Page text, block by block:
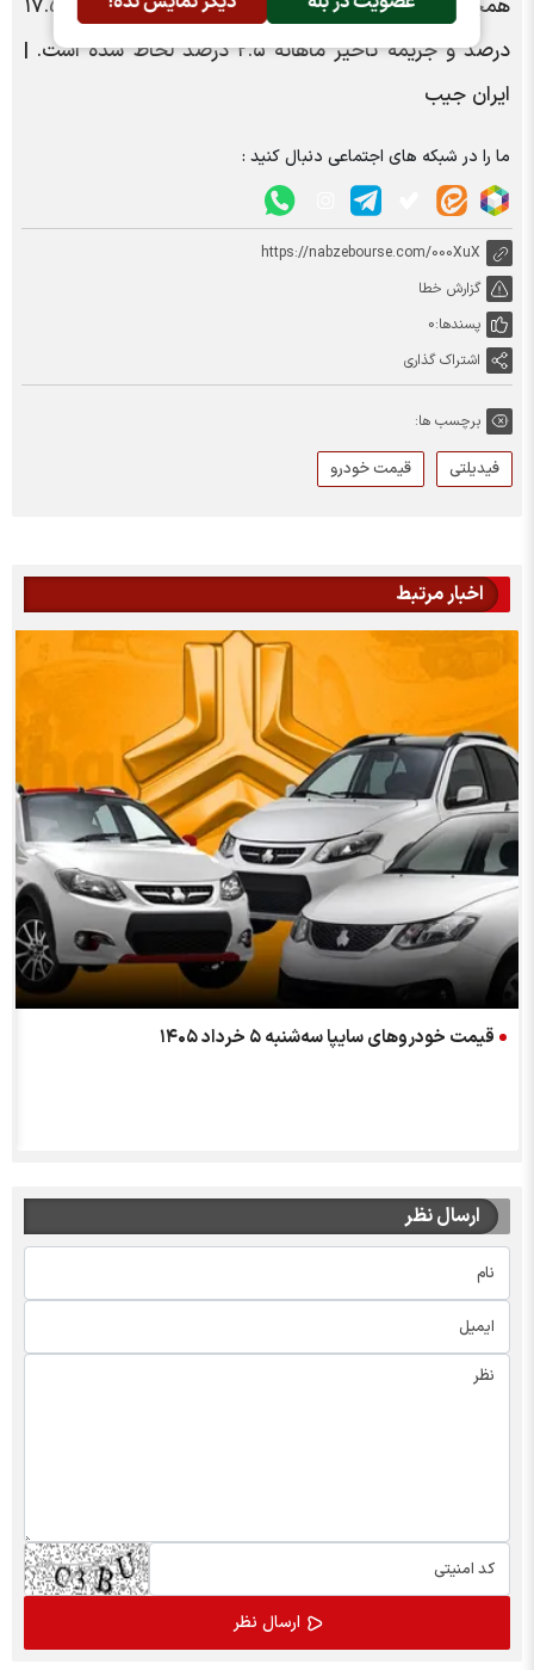
همچنین، در شرایط این بخشنامه سود انصراف سالانه ۱۷.۵
درصد و جریمه تأخیر ماهانه ۲.۵ درصد لحاظ شده است. |
ایران جیب
ما را در شبکه های اجتماعی دنبال کنید :
https://nabzebourse.com/000XuX
گزارش خطا
پسندها:0
اشتراک گذاری
برچسب ها:
فیدیلتی قیمت خودرو
اخبار مرتبط
قیمت خودرو‌های سایپا سه‌شنبه ۵ خرداد ۱۴۰۵
ارسال نظر